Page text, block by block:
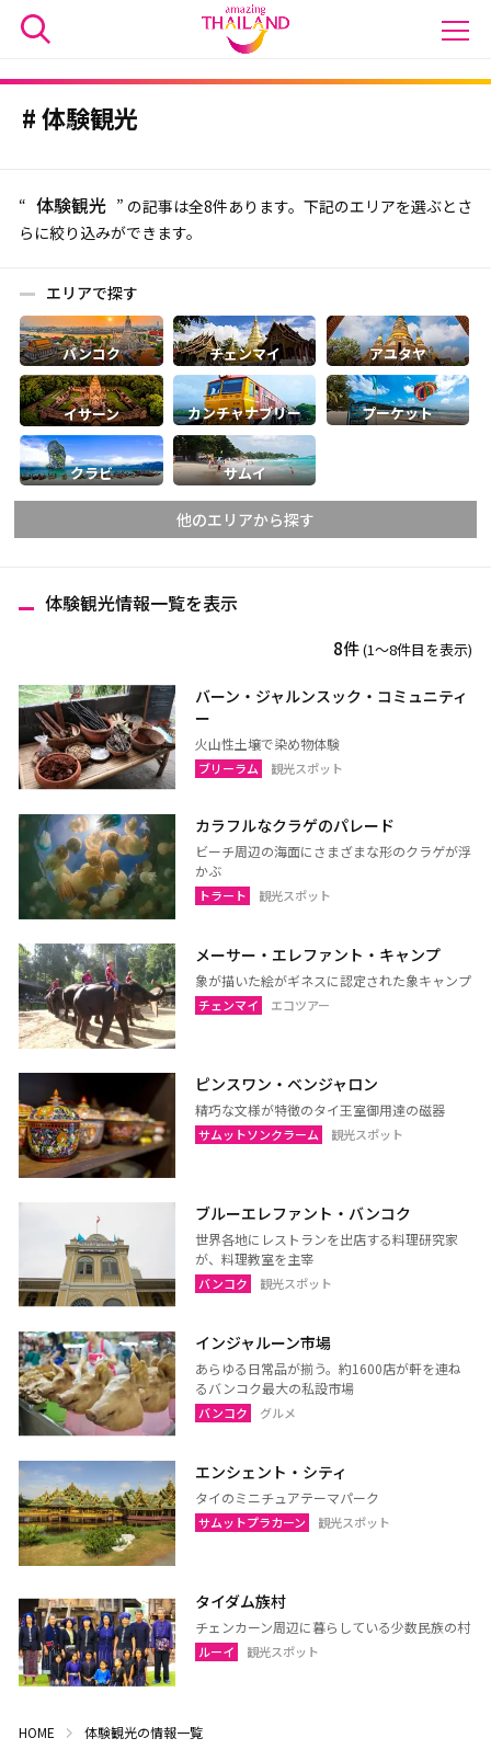
体験観光
“ 体験観光 ” の記事は全8件あります。下記のエリアを選ぶとさ
らに絞り込みができます。
エリアで探す
バンコク チェンマイ アユタヤ
イサーン カンチャナブリー プーケット
クラビ サムイ
他のエリアから探す
ランプーン
スコータイ
ターク
ピッサヌローク
ナコーンサワン
ナーン
プレー
ペッチャブーン
ピチット
ウタイターニー
ウドーンターニー
コーンケーン
ナコーンラーチャシーマー
（コラート）
カラシン
ルーイ
サコンナコーン
ナコーンパノム
ノーンカーイ
ローイエット
マハーサーラカーム
ブリーラム
ヤソートーン
シーサケート
アムナートチャルーン
スリン
チャイヤプーム
北イサーン
南イサーン
ラヨーン（サメット島）
チャンタブリー
サケーオ
チャチューンサオ
プラーチーンブリー
サムットプラカーン
バンコク
体験観光情報一覧を表示
8件(1〜8件目を表示)
バーン・ジャルンスック・コミュニティ
ー
火山性土壌で染め物体験
ブリーラム 観光スポット
カラフルなクラゲのパレード
ビーチ周辺の海面にさまざまな形のクラゲが浮
かぶ
トラート 観光スポット
メーサー・エレファント・キャンプ
象が描いた絵がギネスに認定された象キャンプ
チェンマイ エコツアー
ピンスワン・ベンジャロン
精巧な文様が特徴のタイ王室御用達の磁器
サムットソンクラーム 観光スポット
ブルーエレファント・バンコク
世界各地にレストランを出店する料理研究家
が、料理教室を主宰
バンコク 観光スポット
インジャルーン市場
あらゆる日常品が揃う。約1600店が軒を連ね
るバンコク最大の私設市場
バンコク グルメ
エンシェント・シティ
タイのミニチュアテーマパーク
サムットプラカーン 観光スポット
タイダム族村
チェンカーン周辺に暮らしている少数民族の村
ルーイ 観光スポット
HOME 体験観光の情報一覧